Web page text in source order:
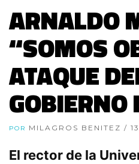
ARNALDO
“SOMOS
ATAQUE
POR MILAGROS BENITEZ /
El rector de la